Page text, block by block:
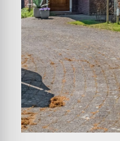
Bijgebouw:
Op het perceel staat
43 m2, met een
(fietsen)berging. Er
bouwstijl, met deuren
aansluiten. U kunt
ander voertuig, de
Exterieur:
Villa De Oldenhoeck
prachtige, uitstekend